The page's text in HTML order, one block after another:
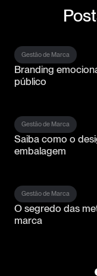
Gestão de Marca
Branding
público
Gestão de Marca
Saiba como o
embalagem
Gestão de Marca
O segredo das
marca